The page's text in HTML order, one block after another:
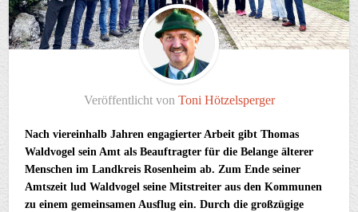
Veröffentlicht von Toni Hötzelsperger
Nach viereinhalb Jahren engagierter Arbeit gibt Thomas
Waldvogel sein Amt als Beauftragter für die Belange älterer
Menschen im Landkreis Rosenheim ab. Zum Ende seiner
Amtszeit lud Waldvogel seine Mitstreiter aus den Kommunen
zu einem gemeinsamen Ausflug ein. Durch die großzügige